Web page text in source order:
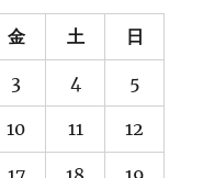
金 土 日
3 4 5
10 11 12